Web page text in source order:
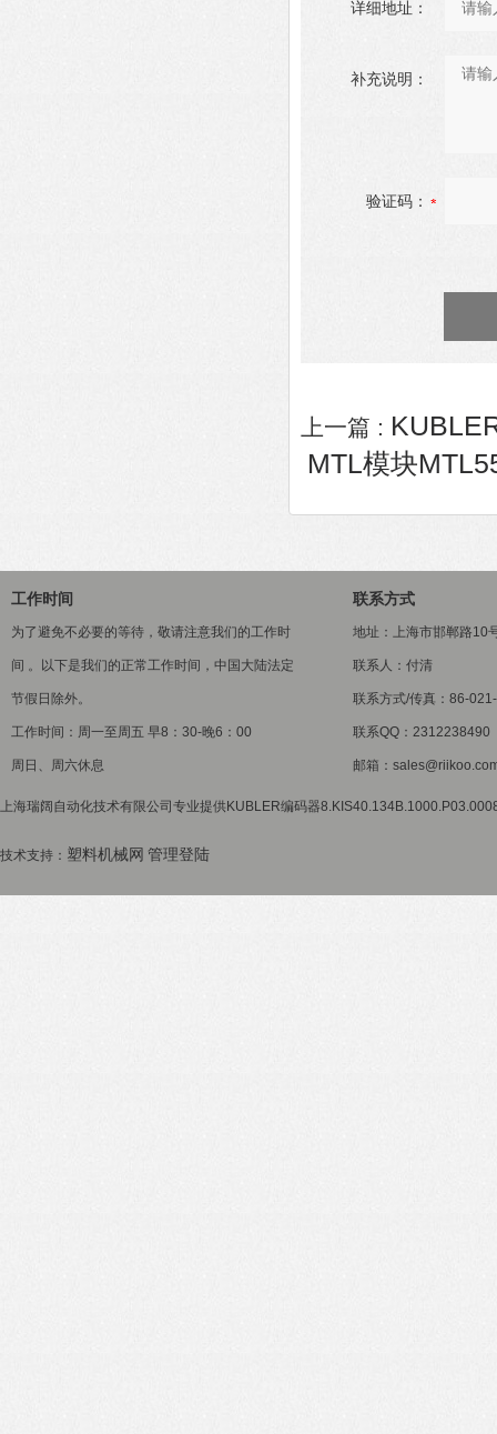
详细地址：
补充说明：
验证码：
上一篇 :
MTL模块
工作时间
为了避免不必要的等待，敬请注意我们的工作时
间 。以下是我们的正常工作时间，中国大陆法定
节假日除外。
工作时间：周一至周五 早8：30-晚6：00
周日、周六休息
联系方式
地址：上海市邯郸路10
联系人：付清
联系方式/传真：86-
联系QQ：2312238490
邮箱：
上海瑞阔自动化技术有限公司专业提供KUBLER编码器
技术支持： 塑料机械网 管理登陆